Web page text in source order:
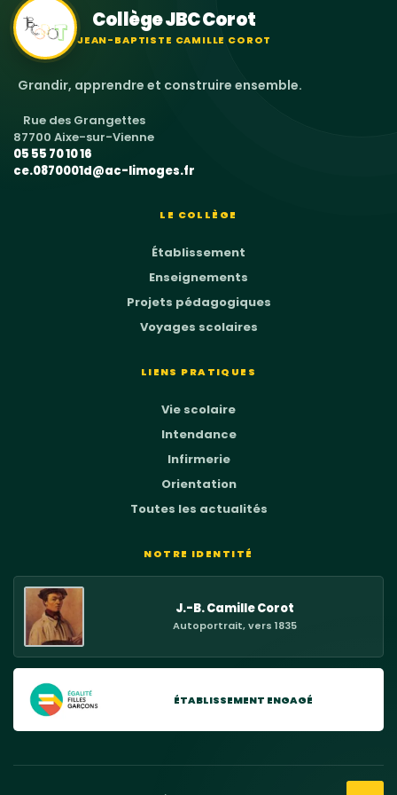
Collège JBC Corot
JEAN-BAPTISTE CAMILLE COROT
Grandir, apprendre et construire ensemble.
Rue des Grangettes
87700 Aixe-sur-Vienne
05 55 70 10 16
ce.0870001d@ac-limoges.fr
LE COLLÈGE
Établissement
Enseignements
Projets pédagogiques
Voyages scolaires
LIENS PRATIQUES
Vie scolaire
Intendance
Infirmerie
Orientation
Toutes les actualités
NOTRE IDENTITÉ
J.-B. Camille Corot
Autoportrait, vers 1835
ÉTABLISSEMENT ENGAGÉ